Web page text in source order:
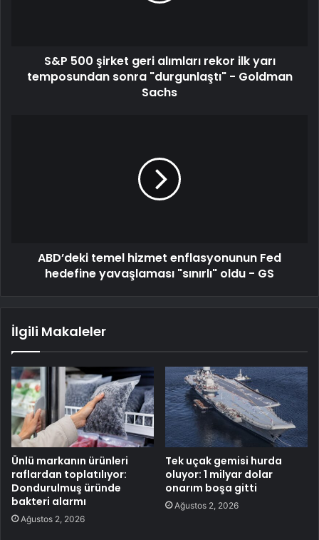
S&P 500 şirket geri alımları rekor ilk yarı
temposundan sonra "durgunlaştı" - Goldman
Sachs
ABD’deki temel hizmet enflasyonunun Fed
hedefine yavaşlaması "sınırlı" oldu - GS
İlgili Makaleler
Ünlü markanın ürünleri
raflardan toplatılıyor:
Dondurulmuş üründe
bakteri alarmı
Ağustos 2, 2026
Tek uçak gemisi hurda
oluyor: 1 milyar dolar
onarım boşa gitti
Ağustos 2, 2026